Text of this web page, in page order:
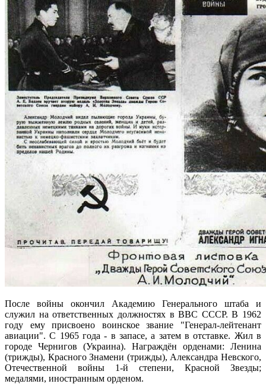
После войны окончил Академию Генерального штаба и
служил на ответственных должностях в ВВС СССР. В 1962
году ему присвоено воинское звание "Генерал-лейтенант
авиации". С 1965 года - в запасе, а затем в отставке. Жил в
городе Чернигов (Украина). Награждён орденами: Ленина
(трижды), Красного Знамени (трижды), Александра Невского,
Отечественной войны 1-й степени, Красной Звезды;
медалями, иностранным орденом.